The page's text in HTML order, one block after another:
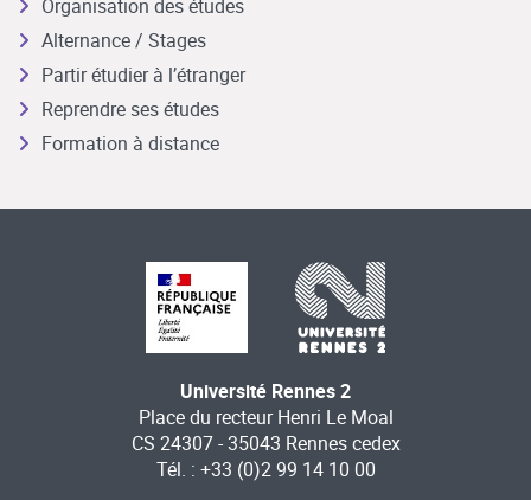
Organisation des études
Alternance / Stages
Partir étudier à l’étranger
Reprendre ses études
Formation à distance
Université Rennes 2
Place du recteur Henri Le Moal
CS 24307 - 35043 Rennes cedex
Tél. : +33 (0)2 99 14 10 00